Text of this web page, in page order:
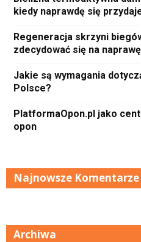
kiedy naprawdę się
Regeneracja skrzyni
zdecydować się na
Jakie są wymagania
Polsce?
PlatformaOpon.pl jako
opon
Najnowsze Komentarze
Archiwa